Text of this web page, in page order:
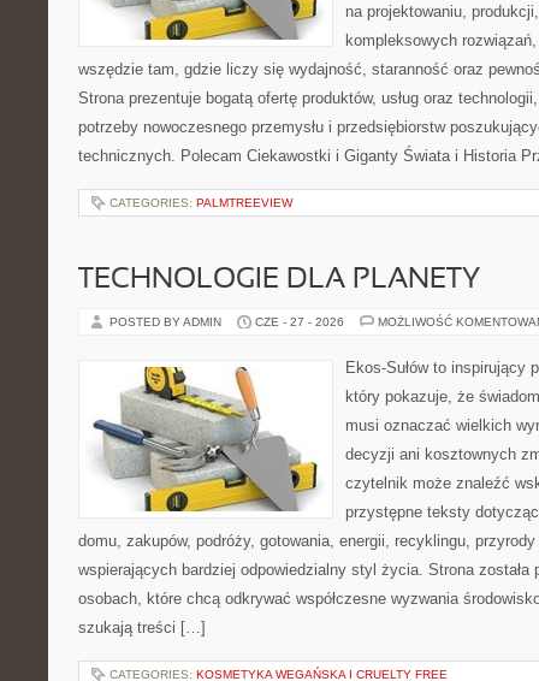
na projektowaniu,
kompleksowych
wszędzie tam, gdzie liczy się wydajność, staranność oraz
Strona prezentuje bogatą ofertę produktów, usług oraz
potrzeby nowoczesnego przemysłu i przedsiębiorstw
technicznych. Polecam Ciekawostki i Giganty Świata i Historia
CATEGORIES: PALMTREEVIEW
TECHNOLOGIE DLA PLANETY
POSTED BY ADMIN CZE - 27 - 2026 MOŻLIWOŚĆ
Ekos-Sułów to inspirujący
który pokazuje, że
musi oznaczać wielkich
decyzji ani kosztownych
czytelnik może znaleźć
przystępne teksty
domu, zakupów, podróży, gotowania, energii, recyklingu,
wspierających bardziej odpowiedzialny styl życia. Strona została
osobach, które chcą odkrywać współczesne wyzwania
szukają treści […]
CATEGORIES: KOSMETYKA WEGAŃSKA I CRUELTY FREE